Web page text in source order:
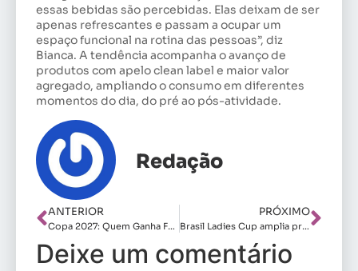
essas bebidas são percebidas. Elas deixam de ser
apenas refrescantes e passam a ocupar um
espaço funcional na rotina das pessoas”, diz
Bianca. A tendência acompanha o avanço de
produtos com apelo clean label e maior valor
agregado, ampliando o consumo em diferentes
momentos do dia, do pré ao pós-atividade.
Redação
ANTERIOR
Copa 2027: Quem Ganha Fora de Campo
PRÓXIMO
Brasil Ladies Cup amplia presença de patrocinadores
Deixe um comentário